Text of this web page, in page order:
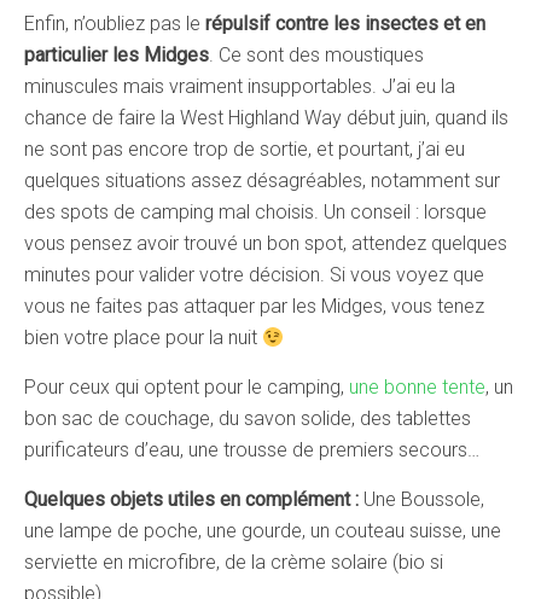
Enfin, n’oubliez pas le répulsif contre les insectes et en
particulier les Midges. Ce sont des moustiques
minuscules mais vraiment insupportables. J’ai eu la
chance de faire la West Highland Way début juin, quand ils
ne sont pas encore trop de sortie, et pourtant, j’ai eu
quelques situations assez désagréables, notamment sur
des spots de camping mal choisis. Un conseil : lorsque
vous pensez avoir trouvé un bon spot, attendez quelques
minutes pour valider votre décision. Si vous voyez que
vous ne faites pas attaquer par les Midges, vous tenez
bien votre place pour la nuit
Pour ceux qui optent pour le camping, une bonne tente, un
bon sac de couchage, du savon solide, des tablettes
purificateurs d’eau, une trousse de premiers secours…
Quelques objets utiles en complément : Une Boussole,
une lampe de poche, une gourde, un couteau suisse, une
serviette en microfibre, de la crème solaire (bio si
possible).